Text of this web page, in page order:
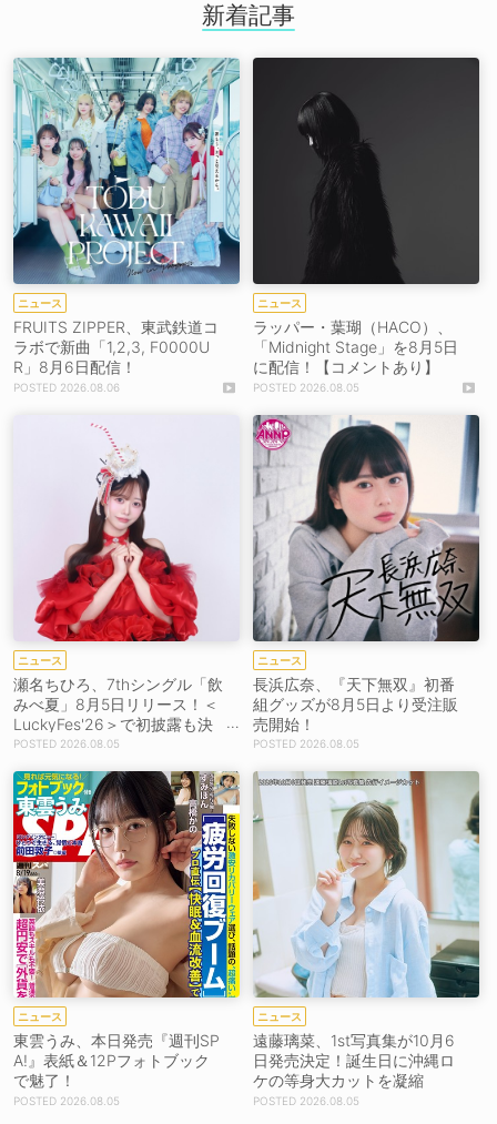
新着記事
ニュース
FRUITS ZIPPER、東武鉄道コ
ラボで新曲「1,2,3, F0000U
R」8月6日配信！
2026.08.06
ニュース
ラッパー・葉瑚（HACO）、
「Midnight Stage」を8月5日
に配信！【コメントあり】
2026.08.05
ニュース
瀬名ちひろ、7thシングル「飲
みべ夏」8月5日リリース！＜
LuckyFes'26＞で初披露も決
定
2026.08.05
ニュース
長浜広奈、『天下無双』初番
組グッズが8月5日より受注販
売開始！
2026.08.05
ニュース
東雲うみ、本日発売『週刊SP
A!』表紙＆12Pフォトブック
で魅了！
2026.08.05
ニュース
遠藤璃菜、1st写真集が10月6
日発売決定！誕生日に沖縄ロ
ケの等身大カットを凝縮
2026.08.05